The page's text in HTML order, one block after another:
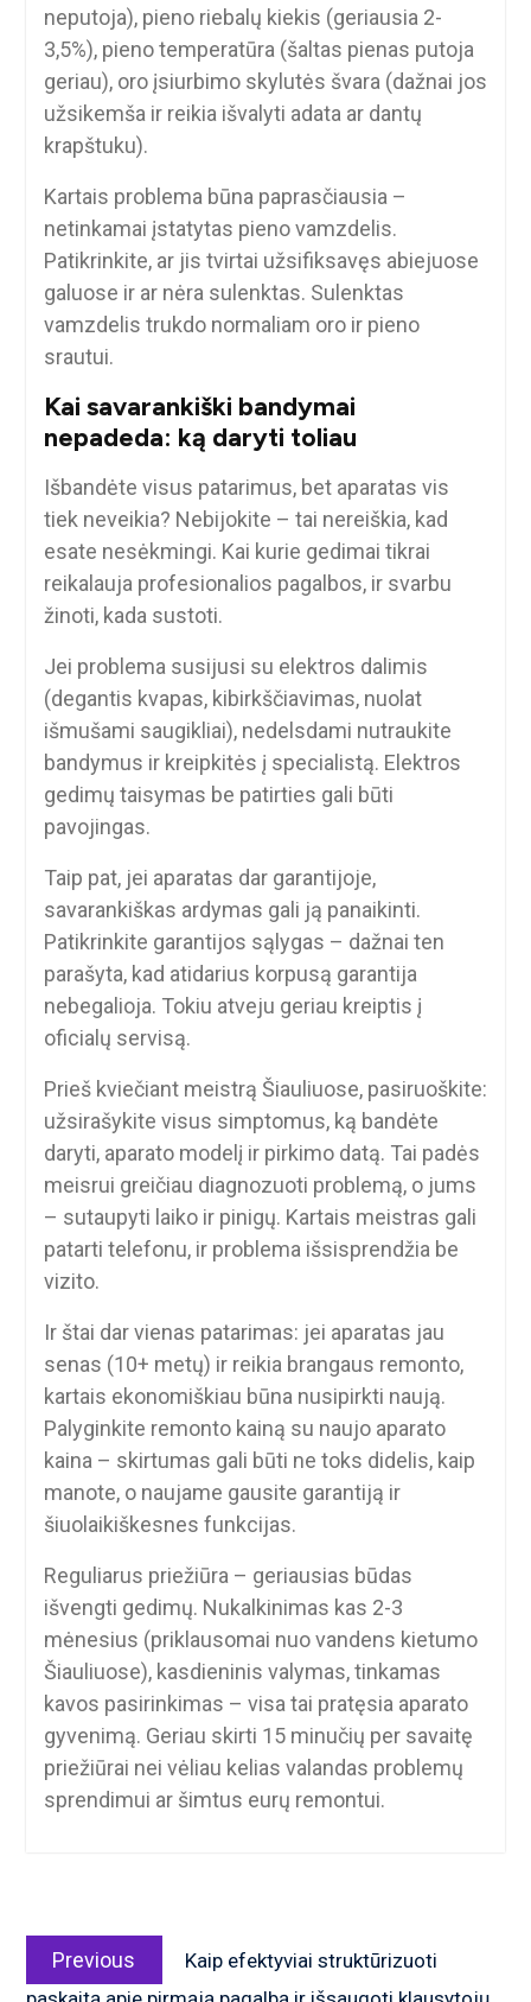
neputoja), pieno riebalų kiekis (geriausia 2-
3,5%), pieno temperatūra (šaltas pienas putoja
geriau), oro įsiurbimo skylutės švara (dažnai jos
užsikemša ir reikia išvalyti adata ar dantų
krapštuku).
Kartais problema būna paprasčiausia –
netinkamai įstatytas pieno vamzdelis.
Patikrinkite, ar jis tvirtai užsifiksavęs abiejuose
galuose ir ar nėra sulenktas. Sulenktas
vamzdelis trukdo normaliam oro ir pieno
srautui.
Kai savarankiški bandymai
nepadeda: ką daryti toliau
Išbandėte visus patarimus, bet aparatas vis
tiek neveikia? Nebijokite – tai nereiškia, kad
esate nesėkmingi. Kai kurie gedimai tikrai
reikalauja profesionalios pagalbos, ir svarbu
žinoti, kada sustoti.
Jei problema susijusi su elektros dalimis
(degantis kvapas, kibirkščiavimas, nuolat
išmušami saugikliai), nedelsdami nutraukite
bandymus ir kreipkitės į specialistą. Elektros
gedimų taisymas be patirties gali būti
pavojingas.
Taip pat, jei aparatas dar garantijoje,
savarankiškas ardymas gali ją panaikinti.
Patikrinkite garantijos sąlygas – dažnai ten
parašyta, kad atidarius korpusą garantija
nebegalioja. Tokiu atveju geriau kreiptis į
oficialų servisą.
Prieš kviečiant meistrą Šiauliuose, pasiruoškite:
užsirašykite visus simptomus, ką bandėte
daryti, aparato modelį ir pirkimo datą. Tai padės
meisrui greičiau diagnozuoti problemą, o jums
– sutaupyti laiko ir pinigų. Kartais meistras gali
patarti telefonu, ir problema išsisprendžia be
vizito.
Ir štai dar vienas patarimas: jei aparatas jau
senas (10+ metų) ir reikia brangaus remonto,
kartais ekonomiškiau būna nusipirkti naują.
Palyginkite remonto kainą su naujo aparato
kaina – skirtumas gali būti ne toks didelis, kaip
manote, o naujame gausite garantiją ir
šiuolaikiškesnes funkcijas.
Reguliarus priežiūra – geriausias būdas
išvengti gedimų. Nukalkinimas kas 2-3
mėnesius (priklausomai nuo vandens kietumo
Šiauliuose), kasdieninis valymas, tinkamas
kavos pasirinkimas – visa tai pratęsia aparato
gyvenimą. Geriau skirti 15 minučių per savaitę
priežiūrai nei vėliau kelias valandas problemų
sprendimui ar šimtus eurų remontui.
tarp
įrašų
Previous
Previous
post:
Kaip efektyviai struktūrizuoti